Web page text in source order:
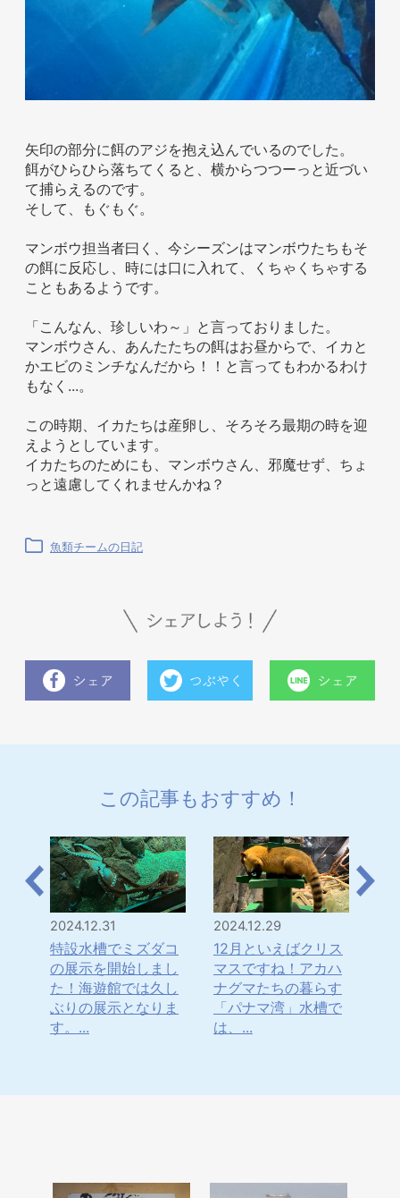
矢印の部分に餌のアジを抱え込んでいるのでした。
餌がひらひら落ちてくると、横からつつーっと近づい
て捕らえるのです。
そして、もぐもぐ。
マンボウ担当者曰く、今シーズンはマンボウたちもそ
の餌に反応し、時には口に入れて、くちゃくちゃする
こともあるようです。
「こんなん、珍しいわ～」と言っておりました。
マンボウさん、あんたたちの餌はお昼からで、イカと
かエビのミンチなんだから！！と言ってもわかるわけ
もなく...。
この時期、イカたちは産卵し、そろそろ最期の時を迎
えようとしています。
イカたちのためにも、マンボウさん、邪魔せず、ちょ
っと遠慮してくれませんかね？
魚類チームの日記
この記事もおすすめ！
2024.12.31
特設水槽でミズダコ
の展示を開始しまし
た！海遊館では久し
ぶりの展示となりま
す。...
2024.12.29
12月といえばクリス
マスですね！アカハ
ナグマたちの暮らす
「パナマ湾」水槽で
は、...